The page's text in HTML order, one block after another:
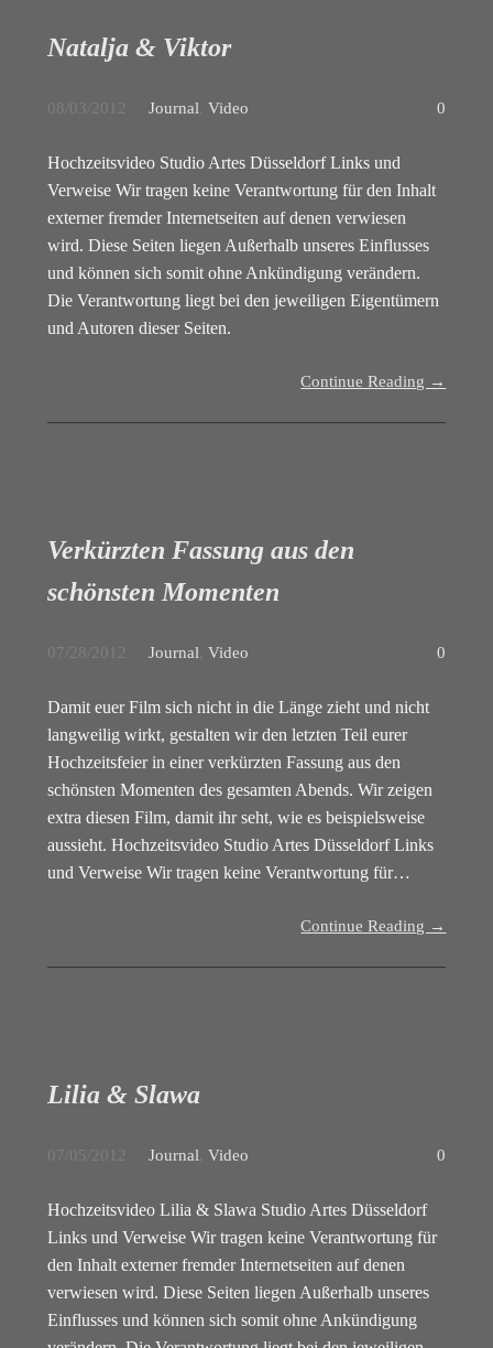
Natalja & Viktor
08/03/2012 Journal, Video 0
Hochzeitsvideo Studio Artes Düsseldorf Links und
Verweise Wir tragen keine Verantwortung für den Inhalt
externer fremder Internetseiten auf denen verwiesen
wird. Diese Seiten liegen Außerhalb unseres Einflusses
und können sich somit ohne Ankündigung verändern.
Die Verantwortung liegt bei den jeweiligen Eigentümern
und Autoren dieser Seiten.
Continue Reading →
Verkürzten Fassung aus den
schönsten Momenten
07/28/2012 Journal, Video 0
Damit euer Film sich nicht in die Länge zieht und nicht
langweilig wirkt, gestalten wir den letzten Teil eurer
Hochzeitsfeier in einer verkürzten Fassung aus den
schönsten Momenten des gesamten Abends. Wir zeigen
extra diesen Film, damit ihr seht, wie es beispielsweise
aussieht. Hochzeitsvideo Studio Artes Düsseldorf Links
und Verweise Wir tragen keine Verantwortung für…
Continue Reading →
Lilia & Slawa
07/05/2012 Journal, Video 0
Hochzeitsvideo Lilia & Slawa Studio Artes Düsseldorf
Links und Verweise Wir tragen keine Verantwortung für
den Inhalt externer fremder Internetseiten auf denen
verwiesen wird. Diese Seiten liegen Außerhalb unseres
Einflusses und können sich somit ohne Ankündigung